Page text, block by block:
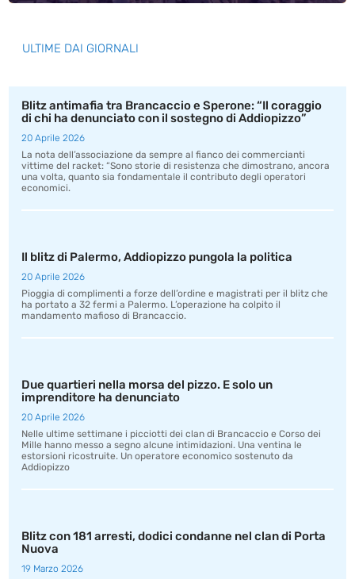
ULTIME DAI GIORNALI
Blitz antimafia tra Brancaccio e Sperone: “Il coraggio
di chi ha denunciato con il sostegno di Addiopizzo”
20 Aprile 2026
La nota dell’associazione da sempre al fianco dei commercianti
vittime del racket: “Sono storie di resistenza che dimostrano, ancora
una volta, quanto sia fondamentale il contributo degli operatori
economici.
Il blitz di Palermo, Addiopizzo pungola la politica
20 Aprile 2026
Pioggia di complimenti a forze dell’ordine e magistrati per il blitz che
ha portato a 32 fermi a Palermo. L’operazione ha colpito il
mandamento mafioso di Brancaccio.
Due quartieri nella morsa del pizzo. E solo un
imprenditore ha denunciato
20 Aprile 2026
Nelle ultime settimane i picciotti dei clan di Brancaccio e Corso dei
Mille hanno messo a segno alcune intimidazioni. Una ventina le
estorsioni ricostruite. Un operatore economico sostenuto da
Addiopizzo
Blitz con 181 arresti, dodici condanne nel clan di Porta
Nuova
19 Marzo 2026